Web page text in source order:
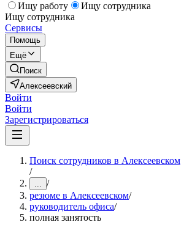
Ищу работу
Ищу сотрудника
Ищу сотрудника
Сервисы
Помощь
Ещё
Поиск
Алексеевский
Войти
Войти
Зарегистрироваться
Поиск сотрудников в Алексеевском
/
... /
резюме в Алексеевском/
руководитель офиса/
полная занятость